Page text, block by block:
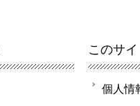
このサ
個人情